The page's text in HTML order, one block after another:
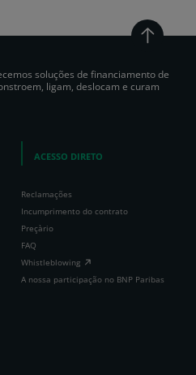
soluções de financiamento de
ligam, deslocam e curam
ACESSO DIRETO
Reclamações
Incumprimento do contrato
Preçàrio
FAQ
Whistleblowing
A nossa participação no BNP Paribas